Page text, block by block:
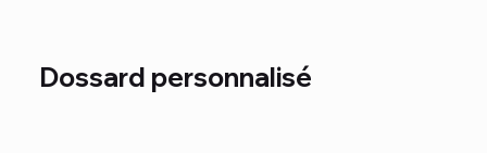
Dossard personnalisé